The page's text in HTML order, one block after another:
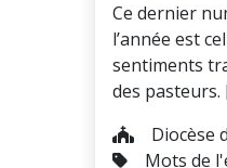
Ce dernier
l’année est
sentiments
des pasteurs.
Diocèse
Mots de